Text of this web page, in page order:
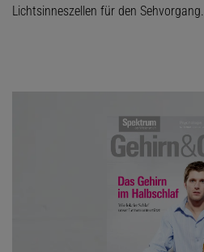
Lichtsinneszellen für den Sehvorgang.